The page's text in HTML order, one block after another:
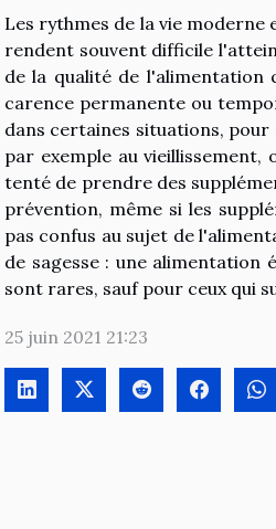
Les rythmes de la vie
rendent souvent difficile
de la qualité de l'alimentation
carence permanente ou
dans certaines situations,
par exemple au
tenté de prendre des
prévention, même si les
pas confus au sujet de
de sagesse : une alimentation
sont rares, sauf pour ceux qui
25 juin 2021 21:23